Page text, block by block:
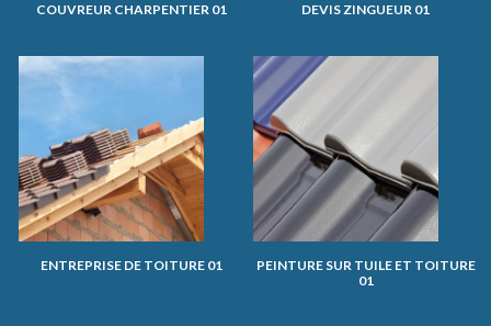
COUVREUR CHARPENTIER 01 DEVIS ZINGUEUR 01
ENTREPRISE DE TOITURE 01
PEINTURE SUR TUILE ET TOITURE
01